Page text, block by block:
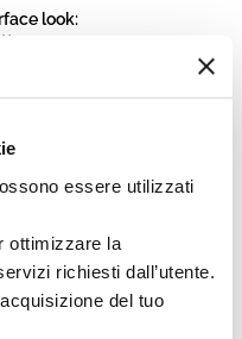
essere utilizzati
ottimizzare la
richiesti dall’utente.
del tuo
look:
of measure: